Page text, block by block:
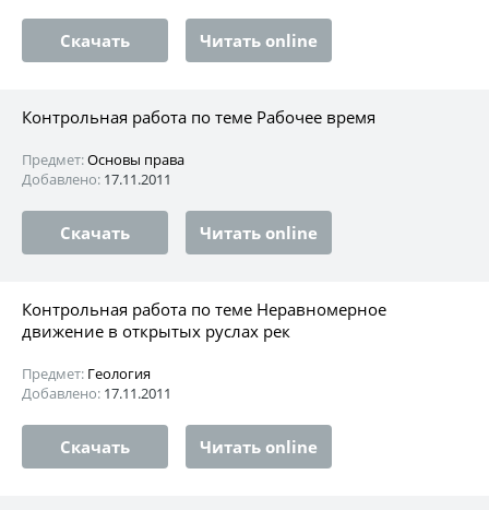
Скачать Читать online
Контрольная работа по теме Рабочее время
Предмет:Основы права
Добавлено: 17.11.2011
Скачать Читать online
Контрольная работа по теме Неравномерное
движение в открытых руслах рек
Предмет: Геология
Добавлено: 17.11.2011
Скачать Читать online